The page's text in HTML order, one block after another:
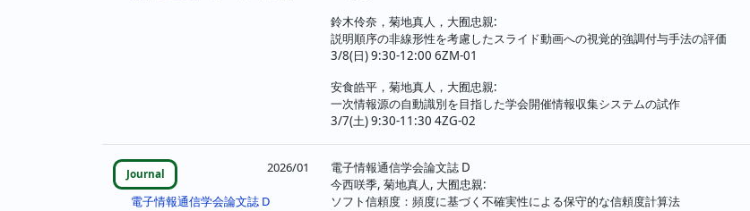
鈴木伶奈，菊地真人，大囿忠親:
説明順序の非線形性を考慮したスライド動画への視覚的強調付与手法の評価
3/8(日) 9:30-12:00 6ZM-01
安食皓平，菊地真人，大囿忠親:
一次情報源の自動識別を目指した学会開催情報収集システムの試作
3/7(土) 9:30-11:30 4ZG-02
Journal 2026/01
電子情報通信学会論文誌 D
電子情報通信学会論文誌 D
今西咲季, 菊地真人, 大囿忠親:
ソフト信頼度：頻度に基づく不確実性による保守的な信頼度計算法